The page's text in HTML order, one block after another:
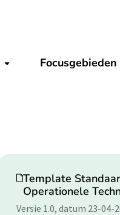
Submenu tonen
Focusgebieden
Download
Template
Operationele
Versie 1.0, datum 23-04-